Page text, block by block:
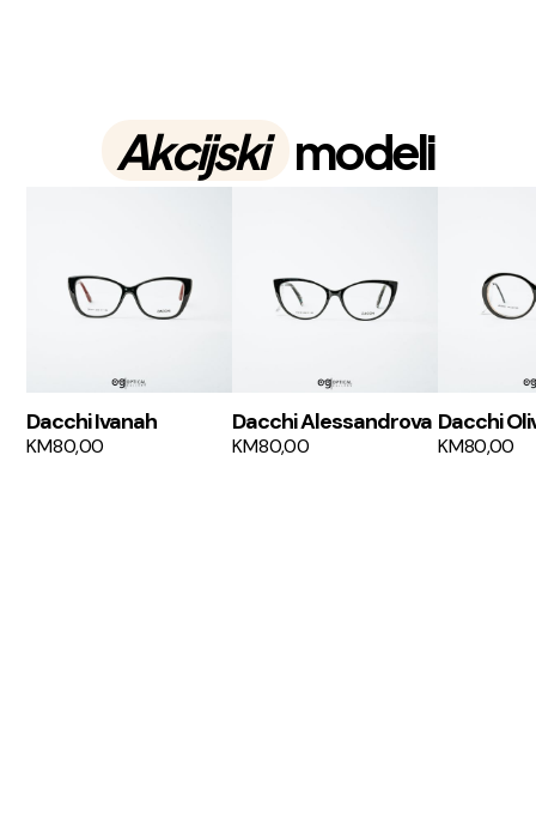
Akcijski modeli
Dacchi Ivanah
KM80,00
Dacchi Alessandrova
KM80,00
Dacchi
KM80,00